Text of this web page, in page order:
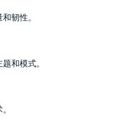
韧性。
和模式。